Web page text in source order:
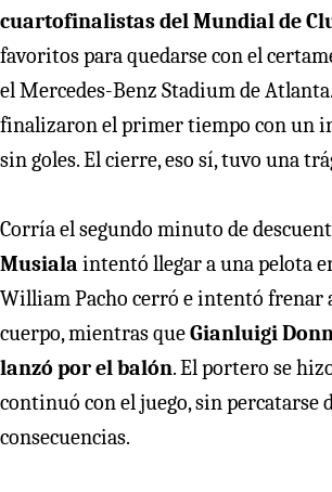
cuartofinalistas del Mundial de
favoritos para quedarse con el
el Mercedes-Benz Stadium de
finalizaron el primer tiempo con un
sin goles. El cierre, eso sí, tuvo una
Corría el segundo minuto de
Musiala intentó llegar a una pelota
William Pacho cerró e intentó frenar
cuerpo, mientras queGianluigi
lanzó por el balón. El portero se
continuó con el juego, sin percatarse
consecuencias.